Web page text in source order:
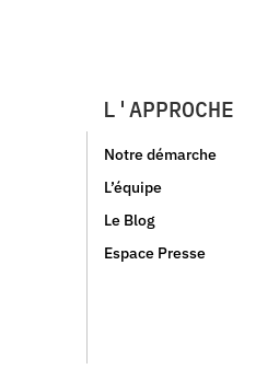
L'APPROCHE
Notre démarche
L’équipe
Le Blog
Espace Presse